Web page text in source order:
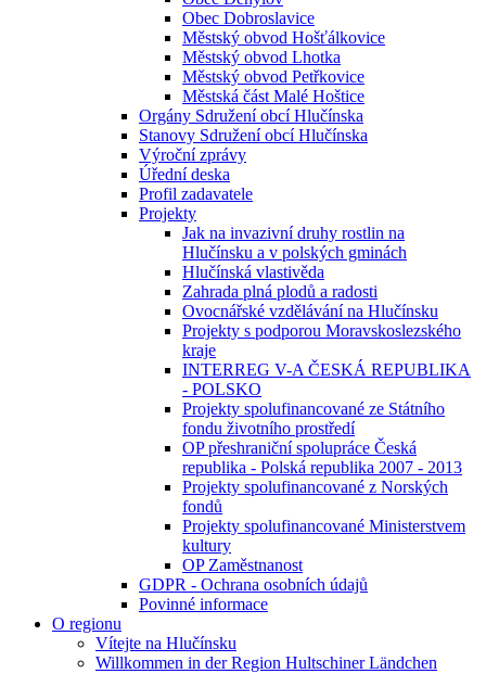
Obec Dobroslavice
Městský obvod Hošťálkovice
Městský obvod Lhotka
Městský obvod Petřkovice
Městská část Malé Hoštice
Orgány Sdružení obcí Hlučínska
Stanovy Sdružení obcí Hlučínska
Výroční zprávy
Úřední deska
Profil zadavatele
Projekty
Jak na invazivní druhy rostlin na
Hlučínsku a v polských gminách
Hlučínská vlastivěda
Zahrada plná plodů a radosti
Ovocnářské vzdělávání na Hlučínsku
Projekty s podporou Moravskoslezského
kraje
INTERREG V-A ČESKÁ REPUBLIKA
- POLSKO
Projekty spolufinancované ze Státního
fondu životního prostředí
OP přeshraniční spolupráce Česká
republika - Polská republika 2007 - 2013
Projekty spolufinancované z Norských
fondů
Projekty spolufinancované Ministerstvem
kultury
OP Zaměstnanost
GDPR - Ochrana osobních údajů
Povinné informace
O regionu
Vítejte na Hlučínsku
Willkommen in der Region Hultschiner Ländchen